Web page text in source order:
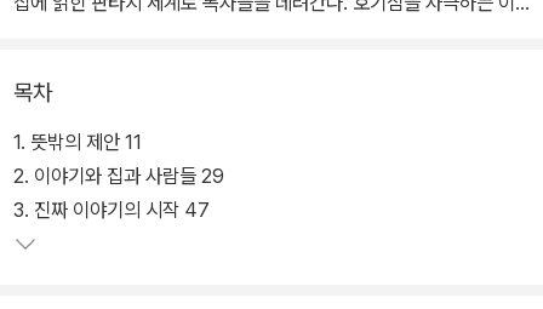
격려와 지혜가 자연스럽게 담겨 있다.
어린 시절 선택적 함구증 진단을 받고 나서 제대로 말하는 것이 어려
워진 서담. 어느 날 유명 작가의 자택 기념관에 견학을 갔다가 그 집의
주인인 정인후 교수를 만난다. 영문도 모른 채 정 교수의 비서가 되어
목차
1. 뜻밖의 제안 11
2. 이야기와 집과 사람들 29
3. 진짜 이야기의 시작 47